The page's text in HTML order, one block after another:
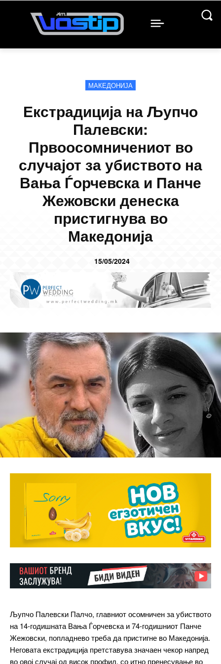
━ pricing plans
МАКЕДОНИЈА
Екстрадиција на Љупчо
Палевски:
Првоосомничениот во
случајот за убиството на
Вања Ѓорчевска и Панче
Жежовски денеска
пристигнува во
Македонија
15/05/2024
Љупчо Палевски Палчо, главниот осомничен за убиството
на 14-годишната Вања Ѓорчевска и 74-годишниот Панче
Жежовски, попладнево треба да пристигне во Македонија.
Неговата екстрадиција претставува значаен чекор напред
во овој случај од висок профил, со итно пренесување во